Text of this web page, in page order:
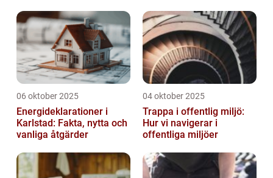
06 oktober 2025
Energideklarationer i
Karlstad: Fakta, nytta och
vanliga åtgärder
04 oktober 2025
Trappa i offentlig miljö:
Hur vi navigerar i
offentliga miljöer